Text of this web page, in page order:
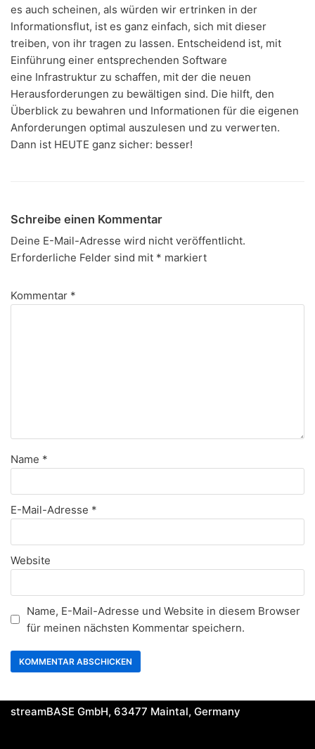
es auch scheinen, als würden wir ertrinken in der
Informationsflut, ist es ganz einfach, sich mit dieser
treiben, von ihr tragen zu lassen. Entscheidend ist, mit
Einführung einer entsprechenden Software
eine Infrastruktur zu schaffen, mit der die neuen
Herausforderungen zu bewältigen sind. Die hilft, den
Überblick zu bewahren und Informationen für die eigenen
Anforderungen optimal auszulesen und zu verwerten.
Dann ist HEUTE ganz sicher: besser!
Schreibe einen Kommentar
Deine E-Mail-Adresse wird nicht veröffentlicht.
Erforderliche Felder sind mit * markiert
Kommentar *
Name *
E-Mail-Adresse *
Website
Name, E-Mail-Adresse und Website in diesem Browser
für meinen nächsten Kommentar speichern.
streamBASE GmbH, 63477 Maintal, Germany